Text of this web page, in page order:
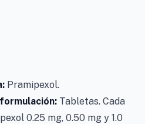
Pramipexol.
Tabletas. Cada
0.25 mg, 0.50 mg y 1.0